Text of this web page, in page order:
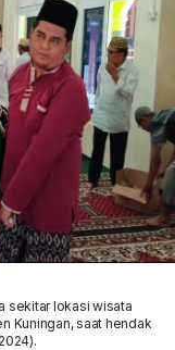
sekitar lokasi wisata
Kuningan, saat hendak